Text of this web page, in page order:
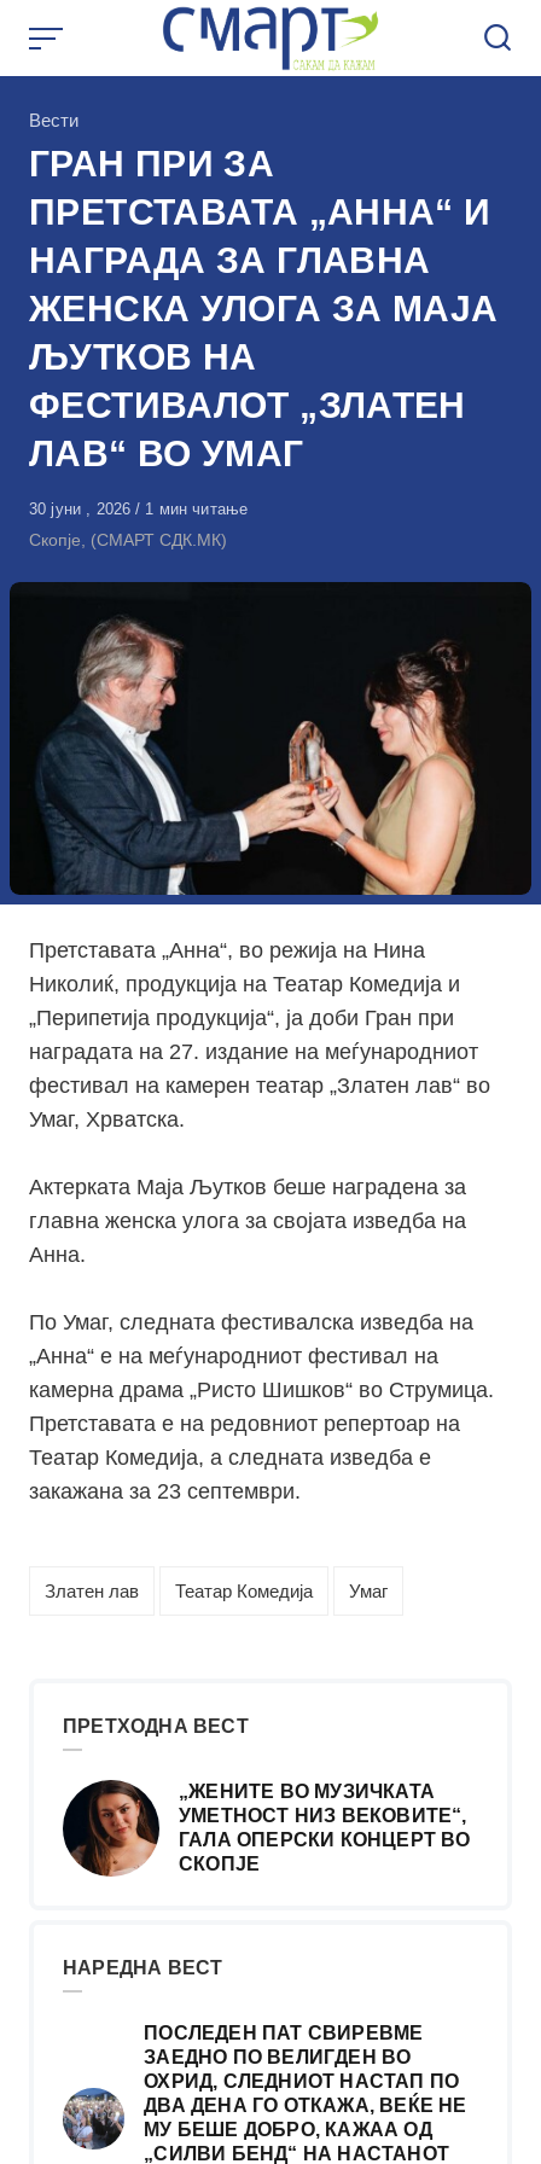
КАтегорија
Вести
ГРАН ПРИ ЗА
ПРЕТСТАВАТА „АННА“ И
НАГРАДА ЗА ГЛАВНА
ЖЕНСКА УЛОГА ЗА МАЈА
ЉУТКОВ НА
ФЕСТИВАЛОТ „ЗЛАТЕН
ЛАВ“ ВО УМАГ
Објавено
на
30 јуни , 2026 1 мин читање
Скопје, (СМАРТ СДК.МК)
Претставата „Анна“, во режија на Нина
Николиќ, продукција на Театар Комедија и
„Перипетија продукција“, ја доби Гран при
наградата на 27. издание на меѓународниот
фестивал на камерен театар „Златен лав“ во
Умаг, Хрватска.
Актерката Маја Љутков беше наградена за
главна женска улога за својата изведба на
Анна.
По Умаг, следната фестивалска изведба на
„Анна“ е на меѓународниот фестивал на
камерна драма „Ристо Шишков“ во Струмица.
Претставата е на редовниот репертоар на
Театар Комедија, а следната изведба е
закажана за 23 септември.
Златен лав Театар Комедија Умаг
ПРЕТХОДНА ВЕСТ
„ЖЕНИТЕ ВО МУЗИЧКАТА
УМЕТНОСТ НИЗ ВЕКОВИТЕ“,
ГАЛА ОПЕРСКИ КОНЦЕРТ ВО
СКОПЈЕ
НАРЕДНА ВЕСТ
ПОСЛЕДЕН ПАТ СВИРЕВМЕ
ЗАЕДНО ПО ВЕЛИГДЕН ВО
ОХРИД, СЛЕДНИОТ НАСТАП ПО
ДВА ДЕНА ГО ОТКАЖА, ВЕЌЕ НЕ
МУ БЕШЕ ДОБРО, КАЖАА ОД
„СИЛВИ БЕНД“ НА НАСТАНОТ